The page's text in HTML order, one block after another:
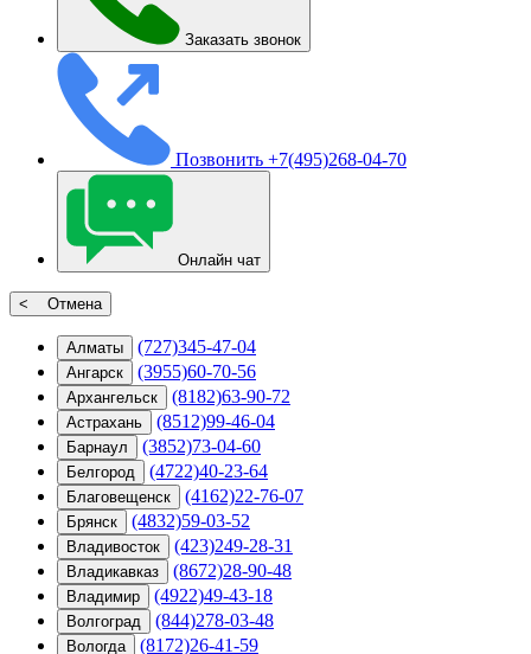
Заказать звонок
Позвонить +7(495)268-04-70
Онлайн чат
< Отмена
Алматы (727)345-47-04
Ангарск (3955)60-70-56
Архангельск (8182)63-90-72
Астрахань (8512)99-46-04
Барнаул (3852)73-04-60
Белгород (4722)40-23-64
Благовещенск (4162)22-76-07
Брянск (4832)59-03-52
Владивосток (423)249-28-31
Владикавказ (8672)28-90-48
Владимир (4922)49-43-18
Волгоград (844)278-03-48
Вологда (8172)26-41-59